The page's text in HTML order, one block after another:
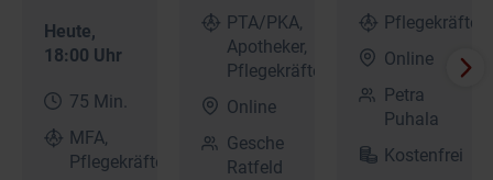
Heute,
18:00 Uhr
75 Min.
MFA,
Pflegekräfte
PTA/PKA,
Apotheker,
Pflegekräfte
Online
Gesche
Ratfeld
Pflegekräfte
Online
Petra
Puhala
Kostenfrei